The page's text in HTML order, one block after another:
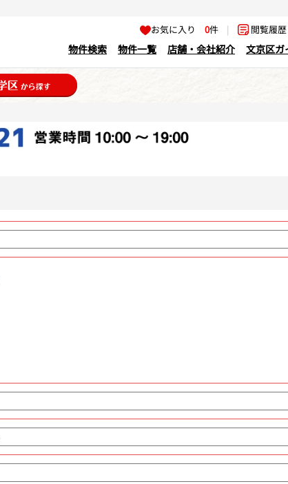
お気に入り0件 | 閲覧履
物件検索 物件一覧 店舗・会社紹介 文京区ガ